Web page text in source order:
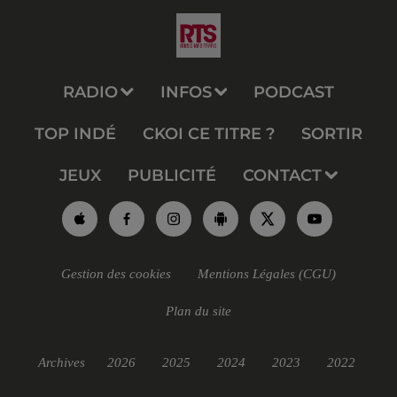
RADIO INFOS PODCAST
TOP INDÉ CKOI CE TITRE ? SORTIR
JEUX PUBLICITÉ CONTACT
Gestion des cookies Mentions Légales (CGU)
Plan du site
Archives 2026 2025 2024 2023 2022